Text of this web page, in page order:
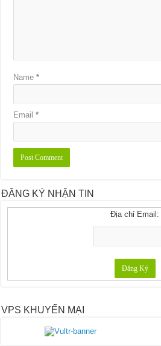
Name*
Email*
ĐĂNG KÝ NHẬN TIN
Địa chỉ Email:
VPS KHUYẾN MẠI